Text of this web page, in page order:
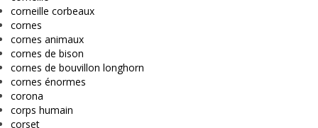
corneille corbeaux
cornes
cornes animaux
cornes de bison
cornes de bouvillon longhorn
cornes énormes
corona
corps humain
corset